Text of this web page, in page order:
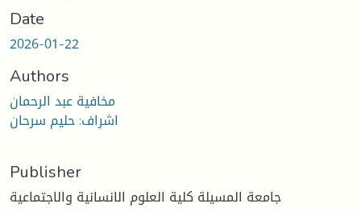
Date
2026-01-22
Authors
مخافية عبد الرحمان
اشراف: حليم سرحان
Publisher
جامعة المسيلة كلية العلوم الانسانية والاجتماعية